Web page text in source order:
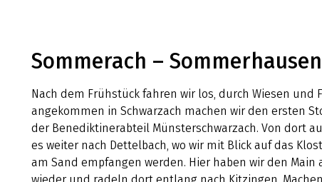
Sommerach – Sommerhausen
Nach dem Frühstück fahren wir los, durch Wiesen und
angekommen in Schwarzach machen wir den ersten
der Benediktinerabteil Münsterschwarzach. Von dort
es weiter nach Dettelbach, wo wir mit Blick auf das
am Sand empfangen werden. Hier haben wir den Main